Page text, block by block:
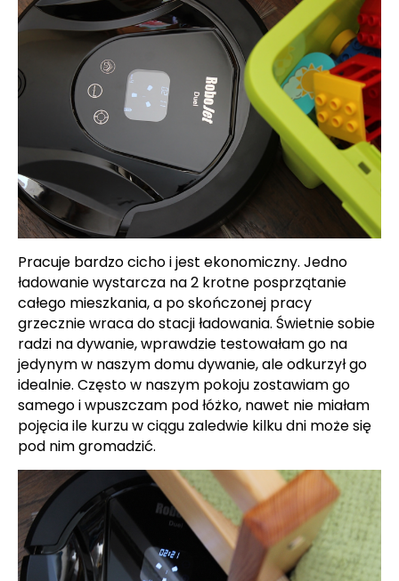
Pracuje bardzo cicho i jest ekonomiczny. Jedno
ładowanie wystarcza na 2 krotne posprzątanie
całego mieszkania, a po skończonej pracy
grzecznie wraca do stacji ładowania. Świetnie sobie
radzi na dywanie, wprawdzie testowałam go na
jedynym w naszym domu dywanie, ale odkurzył go
idealnie. Często w naszym pokoju zostawiam go
samego i wpuszczam pod łóżko, nawet nie miałam
pojęcia ile kurzu w ciągu zaledwie kilku dni może się
pod nim gromadzić.